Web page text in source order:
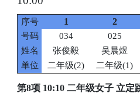
序号 1 2
号码 034 025
姓名
张俊毅 吴晨煜
单位
二年级(2) 二年级(1)
第8项 10:10 二年级女子 立定